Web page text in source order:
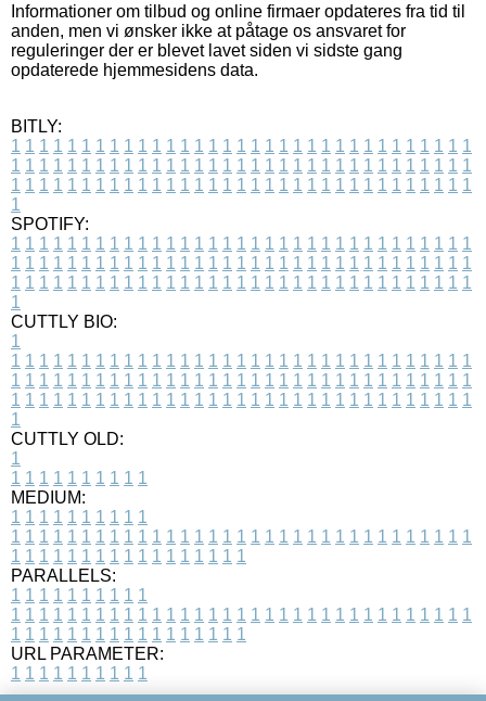
Informationer om tilbud og online firmaer opdateres fra tid til
anden, men vi ønsker ikke at påtage os ansvaret for
reguleringer der er blevet lavet siden vi sidste gang
opdaterede hjemmesidens data.
BITLY:
1 1 1 1 1 1 1 1 1 1 1 1 1 1 1 1 1 1 1 1 1 1 1 1 1 1 1 1 1 1 1 1 1
1 1 1 1 1 1 1 1 1 1 1 1 1 1 1 1 1 1 1 1 1 1 1 1 1 1 1 1 1 1 1 1 1
1 1 1 1 1 1 1 1 1 1 1 1 1 1 1 1 1 1 1 1 1 1 1 1 1 1 1 1 1 1 1 1 1
1
SPOTIFY:
1 1 1 1 1 1 1 1 1 1 1 1 1 1 1 1 1 1 1 1 1 1 1 1 1 1 1 1 1 1 1 1 1
1 1 1 1 1 1 1 1 1 1 1 1 1 1 1 1 1 1 1 1 1 1 1 1 1 1 1 1 1 1 1 1 1
1 1 1 1 1 1 1 1 1 1 1 1 1 1 1 1 1 1 1 1 1 1 1 1 1 1 1 1 1 1 1 1 1
1
CUTTLY BIO:
1
1 1 1 1 1 1 1 1 1 1 1 1 1 1 1 1 1 1 1 1 1 1 1 1 1 1 1 1 1 1 1 1 1
1 1 1 1 1 1 1 1 1 1 1 1 1 1 1 1 1 1 1 1 1 1 1 1 1 1 1 1 1 1 1 1 1
1 1 1 1 1 1 1 1 1 1 1 1 1 1 1 1 1 1 1 1 1 1 1 1 1 1 1 1 1 1 1 1 1
1
CUTTLY OLD:
1
1 1 1 1 1 1 1 1 1 1
MEDIUM:
1 1 1 1 1 1 1 1 1 1
1 1 1 1 1 1 1 1 1 1 1 1 1 1 1 1 1 1 1 1 1 1 1 1 1 1 1 1 1 1 1 1 1
1 1 1 1 1 1 1 1 1 1 1 1 1 1 1 1 1
PARALLELS:
1 1 1 1 1 1 1 1 1 1
1 1 1 1 1 1 1 1 1 1 1 1 1 1 1 1 1 1 1 1 1 1 1 1 1 1 1 1 1 1 1 1 1
1 1 1 1 1 1 1 1 1 1 1 1 1 1 1 1 1
URL PARAMETER:
1 1 1 1 1 1 1 1 1 1